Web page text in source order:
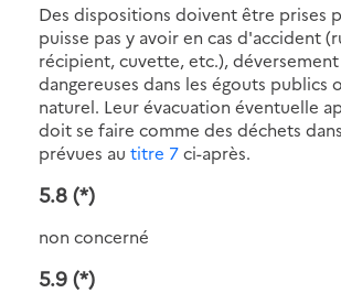
Des dispositions doivent être prises
puisse pas y avoir en cas d'accident
récipient, cuvette, etc.),
dangereuses dans les égouts publics
naturel. Leur évacuation éventuelle
doit se faire comme des déchets
prévues au titre 7ci-après.
5.8 (*)
non concerné
5.9 (*)